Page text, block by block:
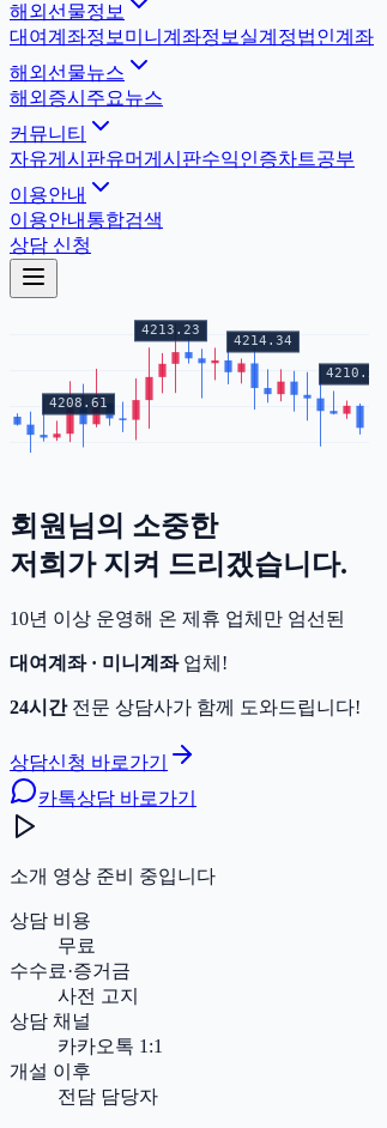
해외선물정보
대여계좌정보 미니계좌정보 실계정법인계좌
해외선물뉴스
해외증시 주요뉴스
커뮤니티
자유게시판유머게시판수익인증차트공부
이용안내
이용안내 통합검색
상담 신청
회원님의 소중한
저희가 지켜 드리겠습니다.
10년 이상 운영해 온 제휴 업체만 엄선된
대여계좌 · 미니계좌업체!
24시간전문 상담사가 함께 도와드립니다!
상담신청 바로가기
카톡상담 바로가기
소개 영상 준비 중입니다
상담 비용
무료
수수료·증거금
사전 고지
상담 채널
카카오톡 1:1
개설 이후
전담 담당자